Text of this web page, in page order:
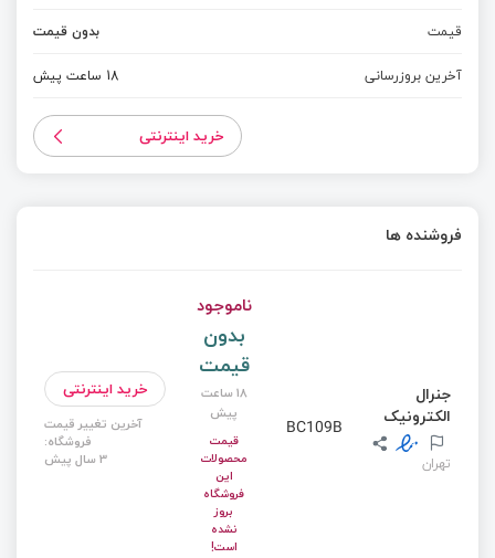
قیمت
بدون قیمت
آخرین بروزرسانی
18 ساعت پیش
خرید اینترنتی
فروشنده ها
جنرال
الکترونیک
تهران
BC109B
ناموجود
بدون
قیمت
18 ساعت
پیش
قیمت
محصولات
این
فروشگاه
بروز
نشده
است!
خرید اینترنتی
آخرین تغییر قیمت
فروشگاه:
3 سال پیش